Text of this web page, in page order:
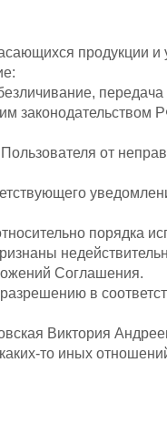
продукции и
законодательством
от
порядка
Соглашения.
в
Виктория
то иных